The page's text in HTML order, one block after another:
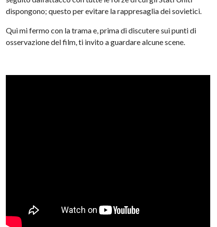
dispongono; questo per evitare la rappresaglia dei sovietici.
Qui mi fermo con la trama e, prima di discutere sui punti di
osservazione del film, ti invito a guardare alcune scene.